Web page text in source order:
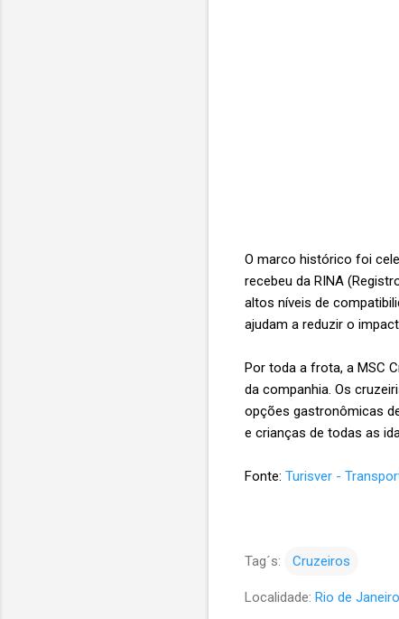
O marco histórico foi
recebeu da RINA
altos níveis de
ajudam a reduzir o
Por toda a frota, a MSC
da companhia. Os
opções gastronômicas
e crianças de todas as
Fonte: Turisver -
Tag´s: Cruzeiros
Localidade: Rio de